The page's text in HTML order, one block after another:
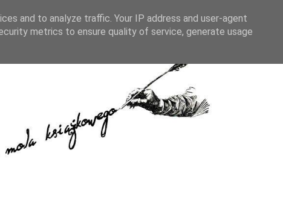
CZYTELNIA PO GODZINACH
and to analyze traffic. Your IP address and user-agent
metrics to ensure quality of service, generate usage